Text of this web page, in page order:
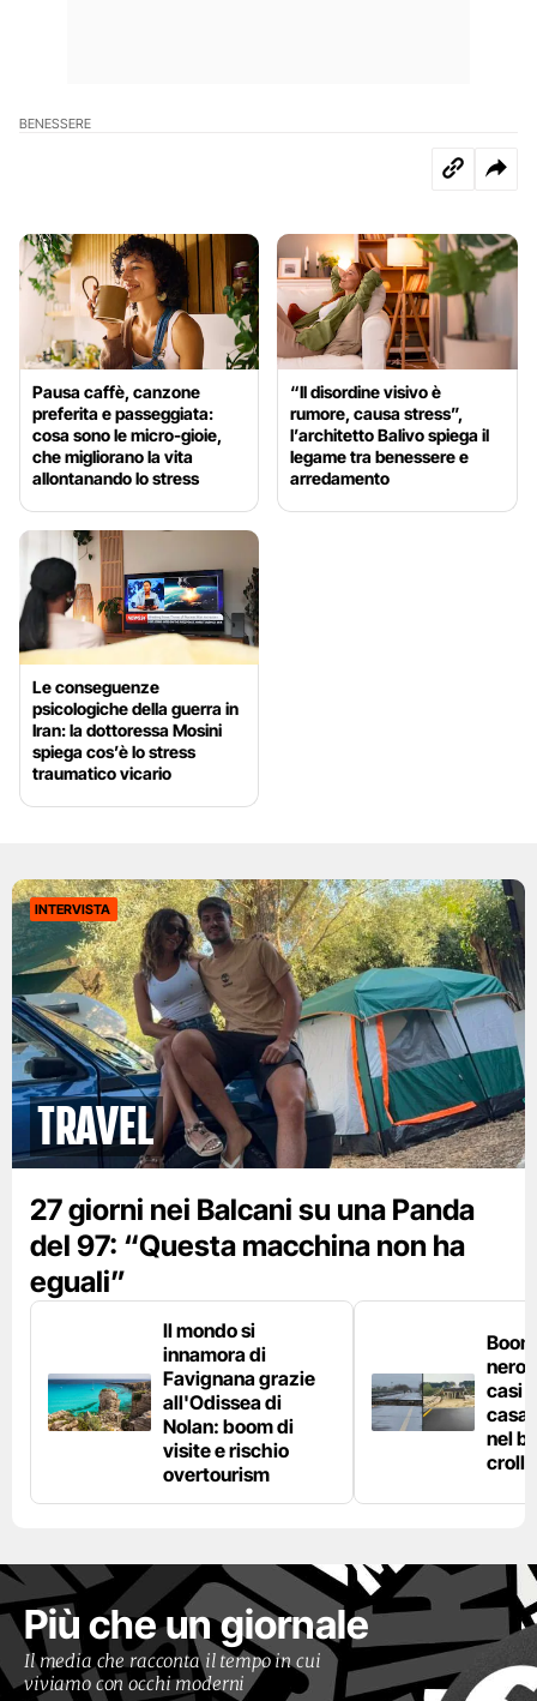
BENESSERE
Pausa caffè, canzone
preferita e passeggiata:
cosa sono le micro-gioie,
che migliorano la vita
allontanando lo stress
“Il disordine visivo è
rumore, causa stress”,
l’architetto Balivo spiega il
legame tra benessere e
arredamento
Le conseguenze
psicologiche della guerra in
Iran: la dottoressa Mosini
spiega cos’è lo stress
traumatico vicario
INTERVISTA
Travel
27 giorni nei Balcani su una Panda
del 97: “Questa macchina non ha
eguali”
Il mondo si
innamora di
Favignana grazie
all'Odissea di
Nolan: boom di
visite e rischio
overtourism
nero
casi
casa
nel
Più che un giornale
Il media che racconta il tempo in cui
viviamo con occhi moderni